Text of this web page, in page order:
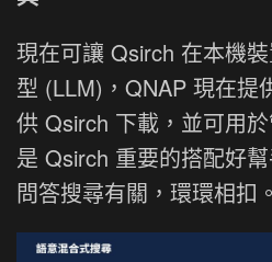
現在可讓 Qsirch 在本機
型 (LLM)，QNAP 現在提
供 Qsirch 下載，並可用
是 Qsirch 重要的搭配好
問答搜尋有關，環環相扣。